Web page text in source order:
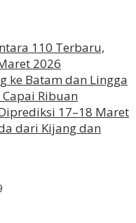
110 Terbaru,
2026
ke Batam dan Lingga
Ribuan
17–18 Maret
dari Kijang dan